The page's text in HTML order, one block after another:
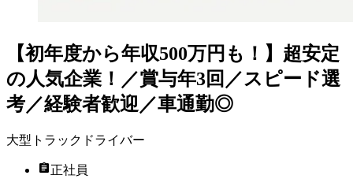
【初年度から年収500万円も！】超安定
の人気企業！／賞与年3回／スピード選
考／経験者歓迎／車通勤◎
大型トラックドライバー
正社員